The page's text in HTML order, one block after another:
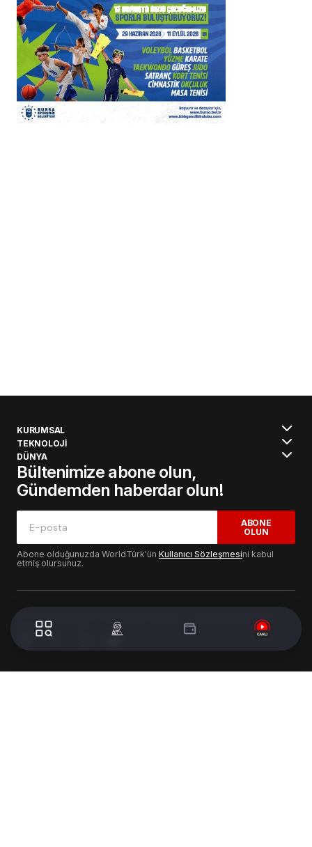
KURUMSAL
TEKNOLOJİ
DÜNYA
Bültenimize abone olun,
Gündemden haberdar olun!
ABONE
OLUN
Abone olduğunuzda WorldTürk'ün Kullanıcı Sözleşmesini kabul
etmiş olursunuz.
© 2024 WorldTurk. Tüm Hakları Saklıdır. - Tasarım & Geliştirme :
Volion's